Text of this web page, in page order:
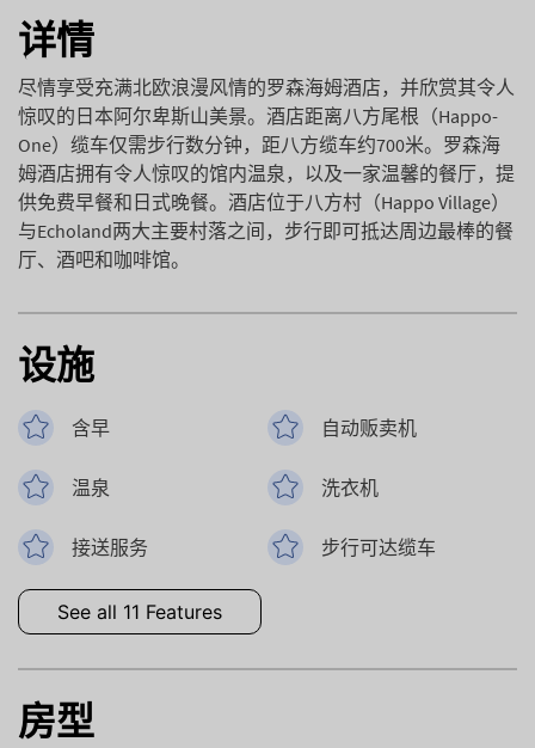
详情
尽情享受充满北欧浪漫风情的罗森海姆酒店，并欣赏其令人
惊叹的日本阿尔卑斯山美景。酒店距离八方尾根（Happo-
One）缆车仅需步行数分钟，距八方缆车约700米。罗森海
姆酒店拥有令人惊叹的馆内温泉，以及一家温馨的餐厅，提
供免费早餐和日式晚餐。酒店位于八方村（Happo Village）
与Echoland两大主要村落之间，步行即可抵达周边最棒的餐
厅、酒吧和咖啡馆。
设施
含早 自动贩卖机
温泉 洗衣机
接送服务 步行可达缆车
See all 11 Features
房型